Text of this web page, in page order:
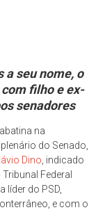
seu nome, o
filho e ex-
senadores
na
do Senado,
Dino , indicado
Federal
líder do PSD,
e com o